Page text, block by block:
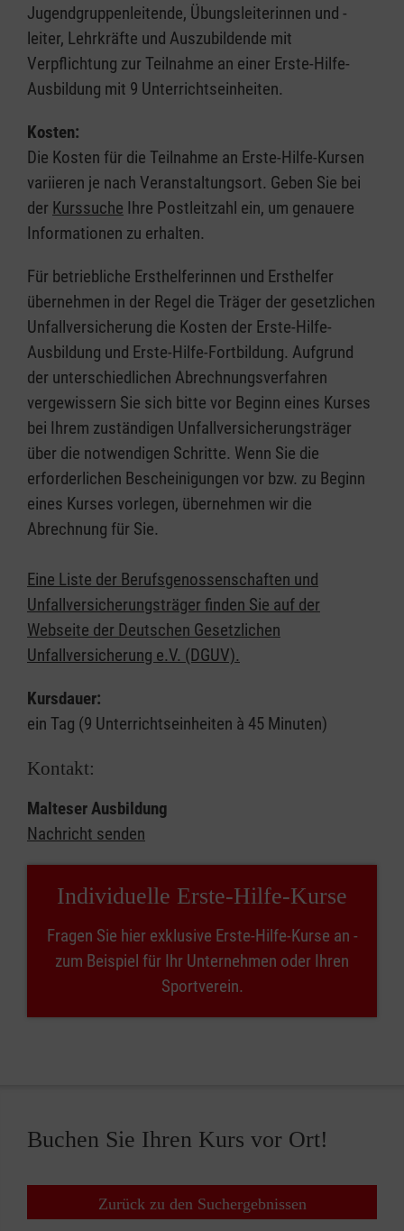
Jugendgruppenleitende, Übungsleiterinnen und -
leiter, Lehrkräfte und Auszubildende mit
Verpflichtung zur Teilnahme an einer Erste-Hilfe-
Ausbildung mit 9 Unterrichtseinheiten.
Kosten:
Die Kosten für die Teilnahme an Erste-Hilfe-Kursen
variieren je nach Veranstaltungsort. Geben Sie bei
der Kurssuche Ihre Postleitzahl ein, um genauere
Informationen zu erhalten.
Für betriebliche Ersthelferinnen und Ersthelfer
übernehmen in der Regel die Träger der gesetzlichen
Unfallversicherung die Kosten der Erste-Hilfe-
Ausbildung und Erste-Hilfe-Fortbildung. Aufgrund
der unterschiedlichen Abrechnungsverfahren
vergewissern Sie sich bitte vor Beginn eines Kurses
bei Ihrem zuständigen Unfallversicherungsträger
über die notwendigen Schritte. Wenn Sie die
erforderlichen Bescheinigungen vor bzw. zu Beginn
eines Kurses vorlegen, übernehmen wir die
Abrechnung für Sie.
Eine Liste der Berufsgenossenschaften und
Unfallversicherungsträger finden Sie auf der
Webseite der Deutschen Gesetzlichen
Unfallversicherung e.V. (DGUV).
Kursdauer:
ein Tag (9 Unterrichtseinheiten à 45 Minuten)
Kontakt:
Malteser Ausbildung
Nachricht senden
Individuelle Erste-Hilfe-Kurse
Fragen Sie hier exklusive Erste-Hilfe-Kurse an -
zum Beispiel für Ihr Unternehmen oder Ihren
Sportverein.
Buchen Sie Ihren Kurs vor Ort!
Zurück zu den Suchergebnissen